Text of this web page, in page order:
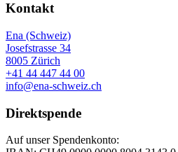
Kontakt
Ena (Schweiz)
Josefstrasse 34
8005 Zürich
+41 44 447 44 00
info@ena-schweiz.ch
Direktspende
Auf unser Spendenkonto: